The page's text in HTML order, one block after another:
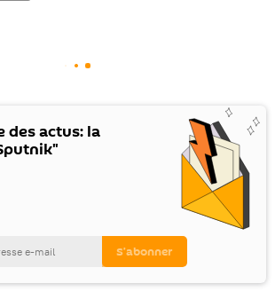
des actus: la